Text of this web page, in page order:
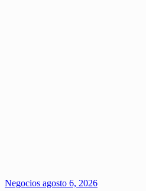
Negocios agosto 6, 2026